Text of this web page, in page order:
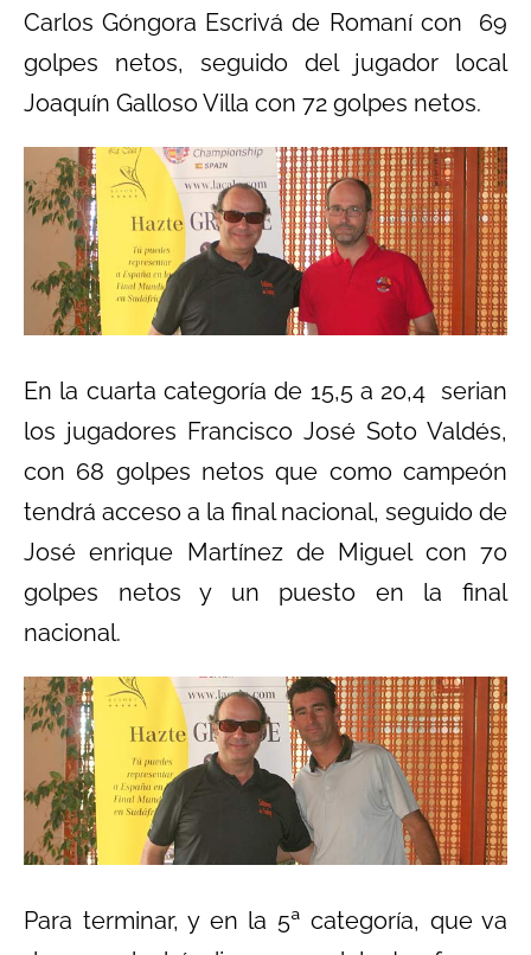
Carlos Góngora Escrivá de Romaní con 69
golpes netos, seguido del jugador local
Joaquín Galloso Villa con 72 golpes netos.
En la cuarta categoría de 15,5 a 20,4 serian
los jugadores Francisco José Soto Valdés,
con 68 golpes netos que como campeón
tendrá acceso a la final nacional, seguido de
José enrique Martínez de Miguel con 70
golpes netos y un puesto en la final
nacional.
Para terminar, y en la 5ª categoría, que va